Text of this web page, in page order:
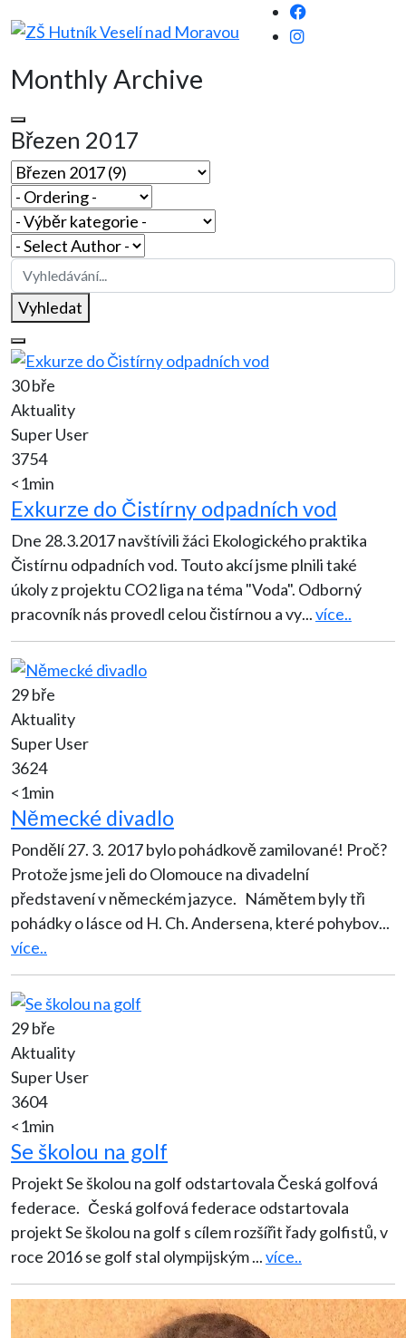
Monthly Archive
Březen 2017
Vyhledat
30 bře
Aktuality
Super User
3754
<1min
Exkurze do Čistírny odpadních vod
Dne 28.3.2017 navštívili žáci Ekologického praktika
Čistírnu odpadních vod. Touto akcí jsme plnili také
úkoly z projektu CO2 liga na téma "Voda". Odborný
pracovník nás provedl celou čistírnou a vy...více..
29 bře
Aktuality
Super User
3624
<1min
Německé divadlo
Pondělí 27. 3. 2017 bylo pohádkově zamilované! Proč?
Protože jsme jeli do Olomouce na divadelní
představení v německém jazyce. Námětem byly tři
pohádky o lásce od H. Ch. Andersena, které pohybov...
více..
29 bře
Aktuality
Super User
3604
<1min
Se školou na golf
Projekt Se školou na golf odstartovala Česká golfová
federace. Česká golfová federace odstartovala
projekt Se školou na golf s cílem rozšířit řady golfistů, v
roce 2016 se golf stal olympijským...více..